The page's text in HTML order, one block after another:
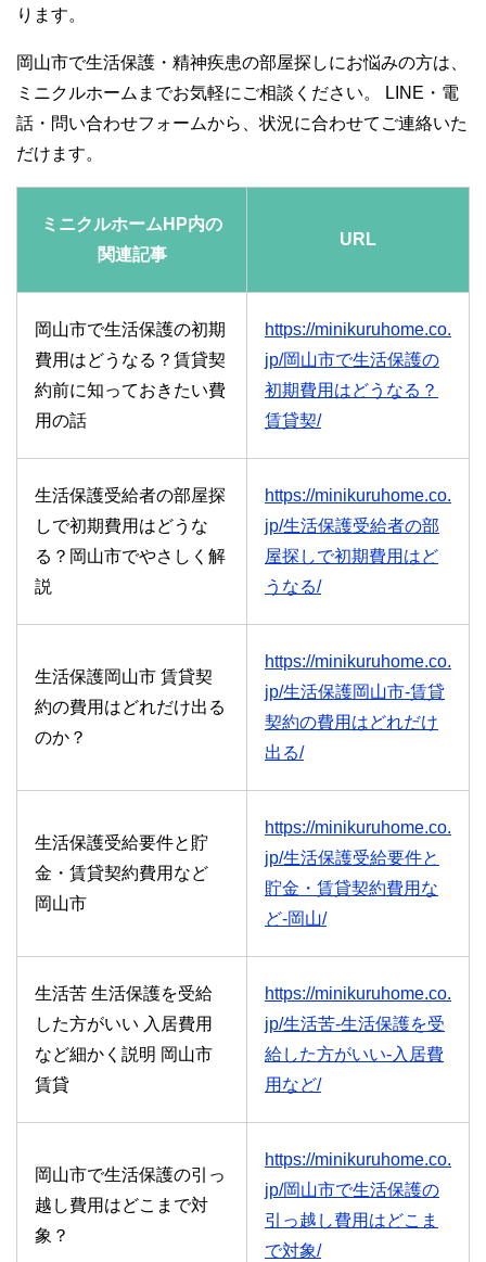
ります。
岡山市で生活保護・精神疾患の部屋探しにお悩みの方は、
ミニクルホームまでお気軽にご相談ください。 LINE・電
話・問い合わせフォームから、状況に合わせてご連絡いた
だけます。
ミニクルホームHP内の
関連記事
URL
岡山市で生活保護の初期
費用はどうなる？賃貸契
約前に知っておきたい費
用の話
https://minikuruhome.co.
jp/岡山市で生活保護の
初期費用はどうなる？
賃貸契/
生活保護受給者の部屋探
しで初期費用はどうな
る？岡山市でやさしく解
説
https://minikuruhome.co.
jp/生活保護受給者の部
屋探しで初期費用はど
うなる/
生活保護岡山市 賃貸契
約の費用はどれだけ出る
のか？
https://minikuruhome.co.
jp/生活保護岡山市-賃貸
契約の費用はどれだけ
出る/
生活保護受給要件と貯
金・賃貸契約費用など
岡山市
https://minikuruhome.co.
jp/生活保護受給要件と
貯金・賃貸契約費用な
ど-岡山/
生活苦 生活保護を受給
した方がいい 入居費用
など細かく説明 岡山市
賃貸
https://minikuruhome.co.
jp/生活苦-生活保護を受
給した方がいい-入居費
用など/
岡山市で生活保護の引っ
越し費用はどこまで対
象？
https://minikuruhome.co.
jp/岡山市で生活保護の
引っ越し費用はどこま
で対象/